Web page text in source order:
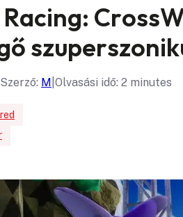
Szerző: M Olvasási idő: 2 minutes